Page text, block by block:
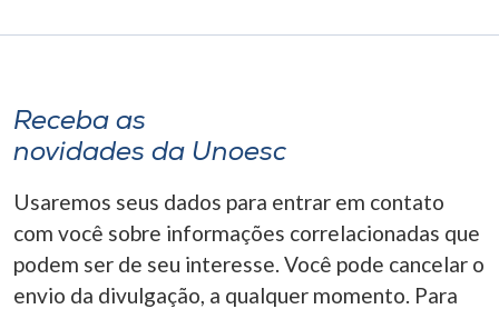
Receba as
novidades da Unoesc
Usaremos seus dados para entrar em contato
com você sobre informações correlacionadas que
podem ser de seu interesse. Você pode cancelar o
envio da divulgação, a qualquer momento. Para